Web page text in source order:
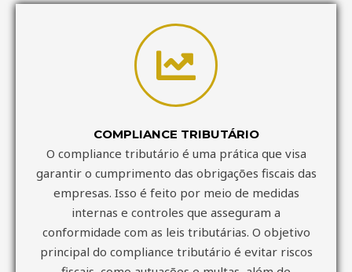
COMPLIANCE TRIBUTÁRIO
O compliance tributário é uma prática que visa
garantir o cumprimento das obrigações fiscais das
empresas. Isso é feito por meio de medidas
internas e controles que asseguram a
conformidade com as leis tributárias. O objetivo
principal do compliance tributário é evitar riscos